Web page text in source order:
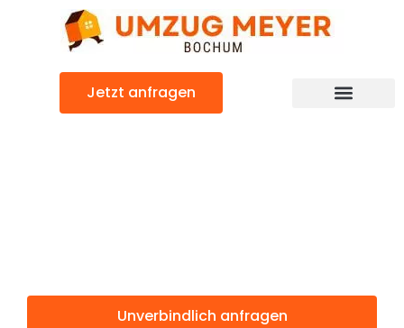
Jetzt anfragen
Unverbindlich anfragen